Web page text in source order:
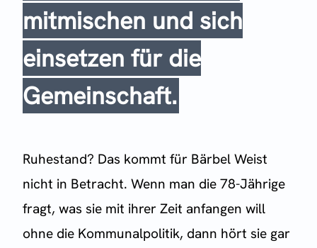
mitmischen und sich
einsetzen für die
Gemeinschaft.
Ruhestand? Das kommt für Bärbel Weist
nicht in Betracht. Wenn man die 78-Jährige
fragt, was sie mit ihrer Zeit anfangen will
ohne die Kommunalpolitik, dann hört sie gar